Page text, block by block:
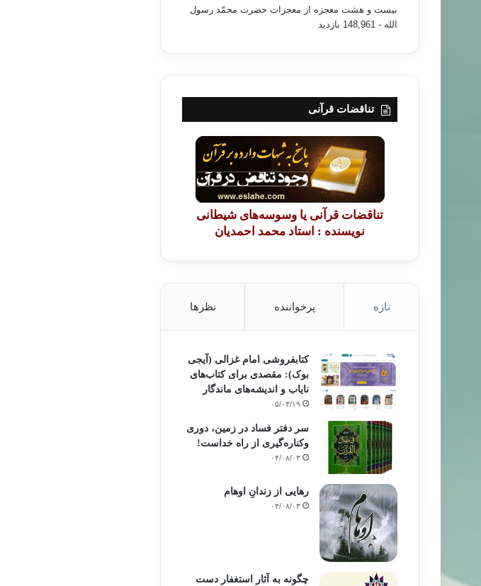
بیست و هشت معجزه از معجزات حضرت محمّد رسول
الله - 148,961 بازدید
تناقضات قرآنی
تناقضات قرآنی یا وسوسه‌های شیطانی
نویسنده : استاد محمد احمدیان
تازه پرخواننده نظرها
کتابفروشی امام غزالی (آیجی
بوک): مقصدی برای کتاب‌های
نایاب و اندیشه‌های ماندگار
۰۵/۰۳/۱۹
سر دفتر فساد در زمین‌، دوری
وکناره‌گیری از راه خداست‌!
۰۴/۰۸/۰۳
رهایی از زندانِ اوهام
۰۴/۰۸/۰۳
چگونه به آثار استغفار دست